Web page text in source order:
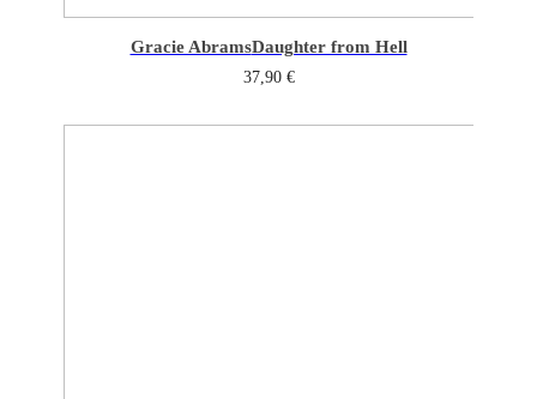
Gracie AbramsDaughter from Hell
37,90 €